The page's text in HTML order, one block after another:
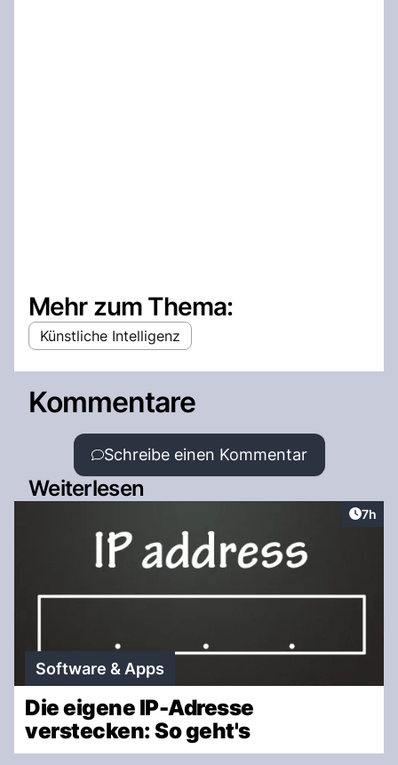
Mehr zum Thema:
Künstliche Intelligenz
Kommentare
Schreibe einen Kommentar
Weiterlesen
7h
Software & Apps
Die eigene IP-Adresse
verstecken: So geht's